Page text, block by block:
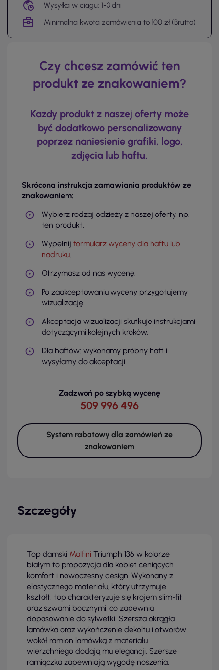
Wysyłka w ciągu: 1-3 dni
Minimalna kwota zamówienia to 100 zł (Brutto)
Czy chcesz zamówić ten
produkt ze znakowaniem?
Każdy produkt z naszej oferty może
być dodatkowo personalizowany
poprzez naniesienie grafiki, logo,
zdjęcia lub haftu.
Skrócona instrukcja zamawiania produktów ze
znakowaniem:
Wybierz rodzaj odzieży z naszej oferty, np.
ten produkt.
Wypełnij formularz wyceny dla haftu lub
nadruku.
Otrzymasz od nas wycenę.
Po zaakceptowaniu wyceny przygotujemy
wizualizację.
Akceptacja wizualizacji skutkuje instrukcjami
dotyczącymi kolejnych kroków.
Dla haftów: wykonamy próbny haft i
wysyłamy do akceptacji.
Zadzwoń po szybką wycenę
509 996 496
System rabatowy dla zamówień ze
znakowaniem
Szczegóły
Top damski Malfini Triumph 136 w kolorze
białym to propozycja dla kobiet ceniących
komfort i nowoczesny design. Wykonany z
elastycznego materiału, który utrzymuje
kształt, top charakteryzuje się krojem slim-fit
oraz szwami bocznymi, co zapewnia
dopasowanie do sylwetki. Szersza okrągła
lamówka oraz wykończenie dekoltu i otworów
wokół ramion lamówką z materiału
wierzchniego dodają mu elegancji. Szersze
ramiączka zapewniają wygodę noszenia.